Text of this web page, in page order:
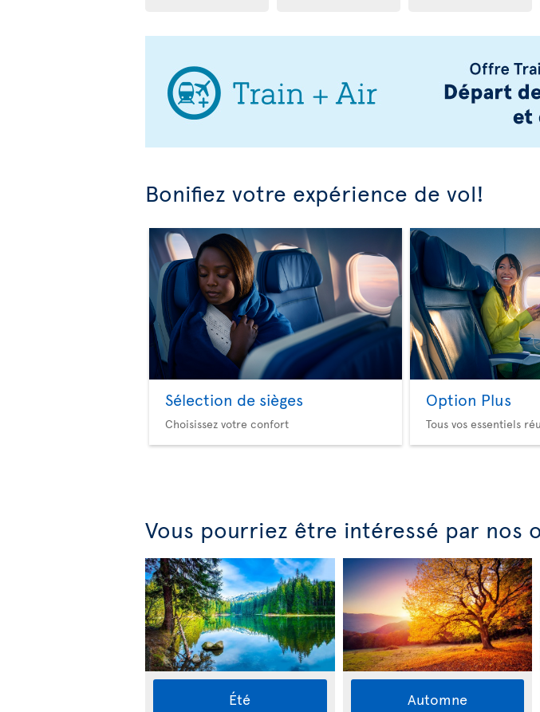
Bonifiez votre expérience de vol!
Sélection de sièges
Choisissez votre confort
Option Plus
Tous vos essentiels
Vous pourriez être intéressé par nos
Été Automne